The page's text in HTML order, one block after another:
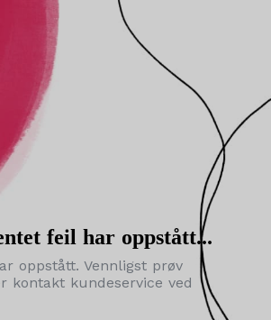
feil har oppstått...
oppstått. Vennligst prøv
kontakt kundeservice ved